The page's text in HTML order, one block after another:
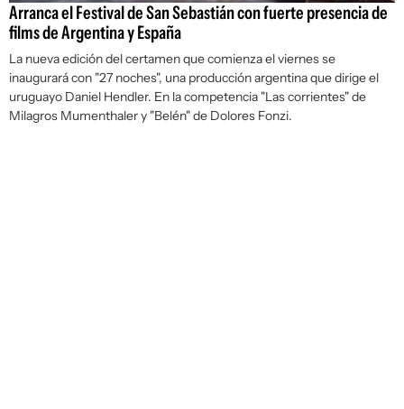
Arranca el Festival de San Sebastián con fuerte presencia de
films de Argentina y España
La nueva edición del certamen que comienza el viernes se
inaugurará con "27 noches", una producción argentina que dirige el
uruguayo Daniel Hendler. En la competencia "Las corrientes" de
Milagros Mumenthaler y "Belén" de Dolores Fonzi.